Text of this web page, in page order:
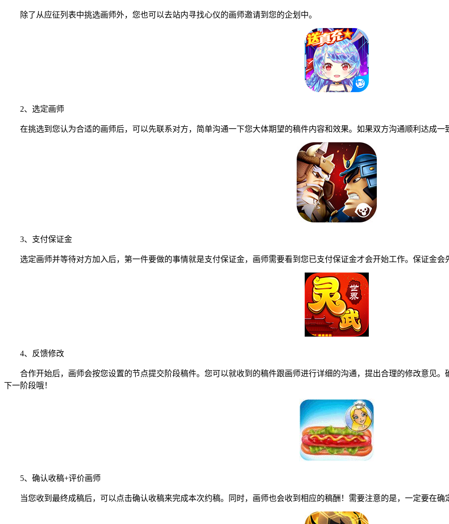
除了从应征列表中挑选画师外，您也可以去站内寻找心仪的画师邀请到您的企划中。
2、选定画师
在挑选到您认为合适的画师后，可以先联系对方，简单沟通一下您大体期望的稿件内容和效果。如果双方沟通顺利达成一
3、支付保证金
选定画师并等待对方加入后，第一件要做的事情就是支付保证金，画师需要看到您已支付保证金才会开始工作。保证金会
4、反馈修改
合作开始后，画师会按您设置的节点提交阶段稿件。您可以就收到的稿件跟画师进行详细的沟通，提出合理的修改意见。
下一阶段哦！
5、确认收稿+评价画师
当您收到最终成稿后，可以点击确认收稿来完成本次约稿。同时，画师也会收到相应的稿酬！需要注意的是，一定要在确